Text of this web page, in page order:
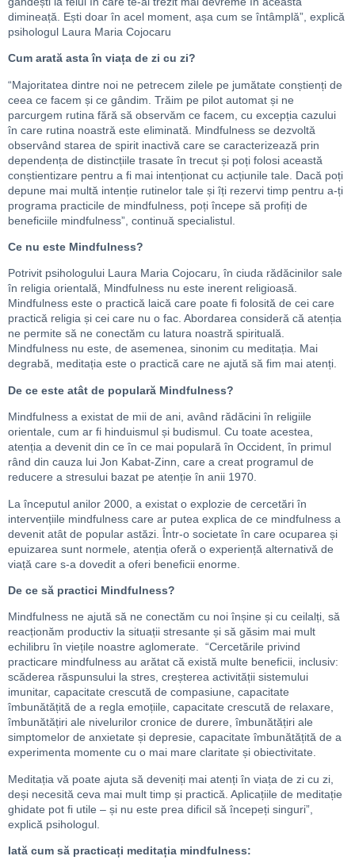
dimineață. Ești doar în acel moment, așa cum se întâmplă”, explică
psihologul Laura Maria Cojocaru
Cum arată asta în viața de zi cu zi?
“Majoritatea dintre noi ne petrecem zilele pe jumătate conștienți de
ceea ce facem și ce gândim. Trăim pe pilot automat și ne
parcurgem rutina fără să observăm ce facem, cu excepția cazului
în care rutina noastră este eliminată. Mindfulness se dezvoltă
observând starea de spirit inactivă care se caracterizează prin
dependența de distincțiile trasate în trecut și poți folosi această
conștientizare pentru a fi mai intenționat cu acțiunile tale. Dacă poți
depune mai multă intenție rutinelor tale și îți rezervi timp pentru a-ți
programa practicile de mindfulness, poți începe să profiți de
beneficiile mindfulness”, continuă specialistul.
Ce nu este Mindfulness?
Potrivit psihologului Laura Maria Cojocaru, în ciuda rădăcinilor sale
în religia orientală, Mindfulness nu este inerent religioasă.
Mindfulness este o practică laică care poate fi folosită de cei care
practică religia și cei care nu o fac. Abordarea consideră că atenția
ne permite să ne conectăm cu latura noastră spirituală.
Mindfulness nu este, de asemenea, sinonim cu meditația. Mai
degrabă, meditația este o practică care ne ajută să fim mai atenți.
De ce este atât de populară Mindfulness?
Mindfulness a existat de mii de ani, având rădăcini în religiile
orientale, cum ar fi hinduismul și budismul. Cu toate acestea,
atenția a devenit din ce în ce mai populară în Occident, în primul
rând din cauza lui Jon Kabat-Zinn, care a creat programul de
reducere a stresului bazat pe atenție în anii 1970.
La începutul anilor 2000, a existat o explozie de cercetări în
intervențiile mindfulness care ar putea explica de ce mindfulness a
devenit atât de popular astăzi. Într-o societate în care ocuparea și
epuizarea sunt normele, atenția oferă o experiență alternativă de
viață care s-a dovedit a oferi beneficii enorme.
De ce să practici Mindfulness?
Mindfulness ne ajută să ne conectăm cu noi înșine și cu ceilalți, să
reacționăm productiv la situații stresante și să găsim mai mult
echilibru în viețile noastre aglomerate. “Cercetările privind
practicare mindfulness au arătat că există multe beneficii, inclusiv:
scăderea răspunsului la stres, creșterea activității sistemului
imunitar, capacitate crescută de compasiune, capacitate
îmbunătățită de a regla emoțiile, capacitate crescută de relaxare,
îmbunătățiri ale nivelurilor cronice de durere, îmbunătățiri ale
simptomelor de anxietate și depresie, capacitate îmbunătățită de a
experimenta momente cu o mai mare claritate și obiectivitate.
Meditația vă poate ajuta să deveniți mai atenți în viața de zi cu zi,
deși necesită ceva mai mult timp și practică. Aplicațiile de meditație
ghidate pot fi utile – și nu este prea dificil să începeți singuri”,
explică psihologul.
Iată cum să practicați meditația mindfulness: